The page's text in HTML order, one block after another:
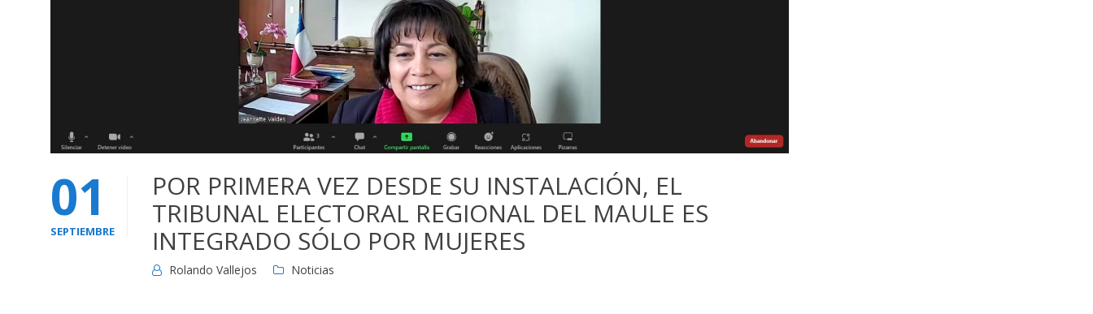
01
SEPTIEMBRE
POR PRIMERA VEZ DESDE SU INSTALACIÓN, EL
TRIBUNAL ELECTORAL REGIONAL DEL MAULE ES
INTEGRADO SÓLO POR MUJERES
Rolando Vallejos Noticias